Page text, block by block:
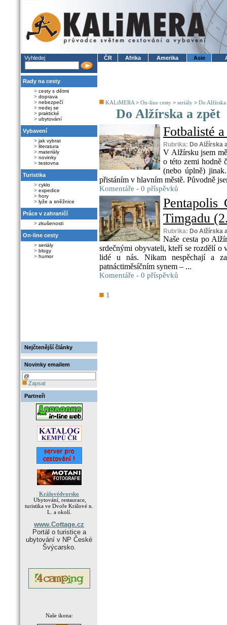
Vyhledej
Rady na cesty
> cesty s dětmi
> doprava
> nebezpečí
> nedej se
> praktické
> ubytování
Vybavení
> jak vybrat
> literatura
> materiály
> novinky
> testovna
Turistika
> cyklo
> expedice
> hory
> lyže a sněžnice
Práce v zahraničí
> zkušenosti
On-line cesty
> seriály
> blogy
> humor
Nejčtenější články
Novinky emailem
Zapsat
Partneři
Královédvorsko
Ubytování, restaurace,
turistika ve Dvoře Králové n.
L. a okolí.
www.Cottage.cz
Portál o turistice a
ubytování v NP České
Švýcarsko.
Naše ikona:
ČR Afrika Amerika Asie
KALiMERA > On-line cesty > seriály > Do Alžírska
Do Alžírska a zpět
Fotbalisté
Rubrika: Do Alžírska
V Alžírsku jsem
o této zemi hodně
(nebo úplně)
přistáním v hlavním městě. Původně
Komentáře - 0 příspěvků
Timgadu
Rubrika: Do Alžírska
Naše cesta po
srdečnými obyvateli, kteří se rozdělí o
lidé u nás. Nikam nespěchají a
patnáctiměsíčním synem – ...
Komentáře - 0 příspěvků
1